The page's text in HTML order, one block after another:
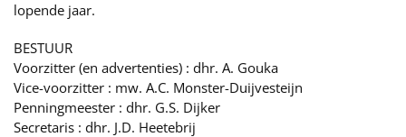
lopende jaar.
BESTUUR
Voorzitter (en advertenties) : dhr. A. Gouka
Vice-voorzitter : mw. A.C. Monster-Duijvesteijn
Penningmeester : dhr. G.S. Dijker
Secretaris : dhr. J.D. Heetebrij